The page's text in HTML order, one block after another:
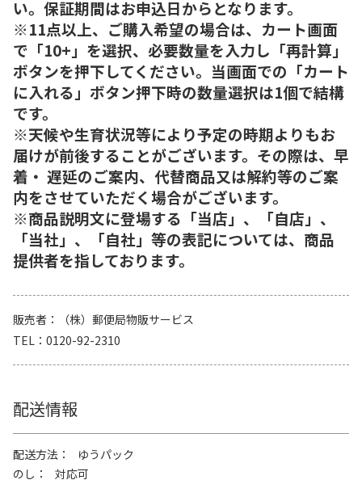
い。保証期間はお申込日からとなります。
※11点以上、ご購入希望の場合は、カート画面
で「10+」を選択、必要数量を入力し「再計算」
ボタンを押下してください。当画面での「カート
に入れる」ボタン押下時の数量選択は1個で結構
です。
※天候や生育状況等により予定の時期よりもお
届けが前後することがございます。その際は、早
着・ 遅延のご案内、代替商品又は解約等のご案
内をさせていただく場合がございます。
※商品説明文に登場する「当店」、「自店」、
「当社」、「自社」等の表記については、商品
提供者を指しております。
販売者
（株）郵便局物販サービス
TEL
0120-92-2310
配送情報
配送方法
ゆうパック
のし
対応可